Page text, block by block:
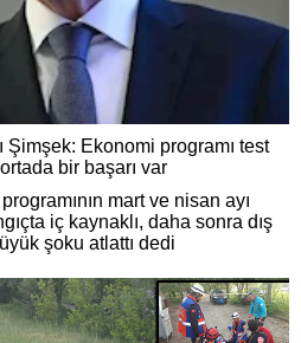
Şimşek: Ekonomi programı test
bir başarı var
mart ve nisan ayı
iç kaynaklı, daha sonra dış
şoku atlattı dedi